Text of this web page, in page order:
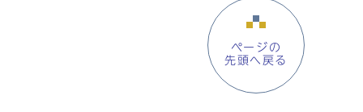
ページの
先頭へ戻る